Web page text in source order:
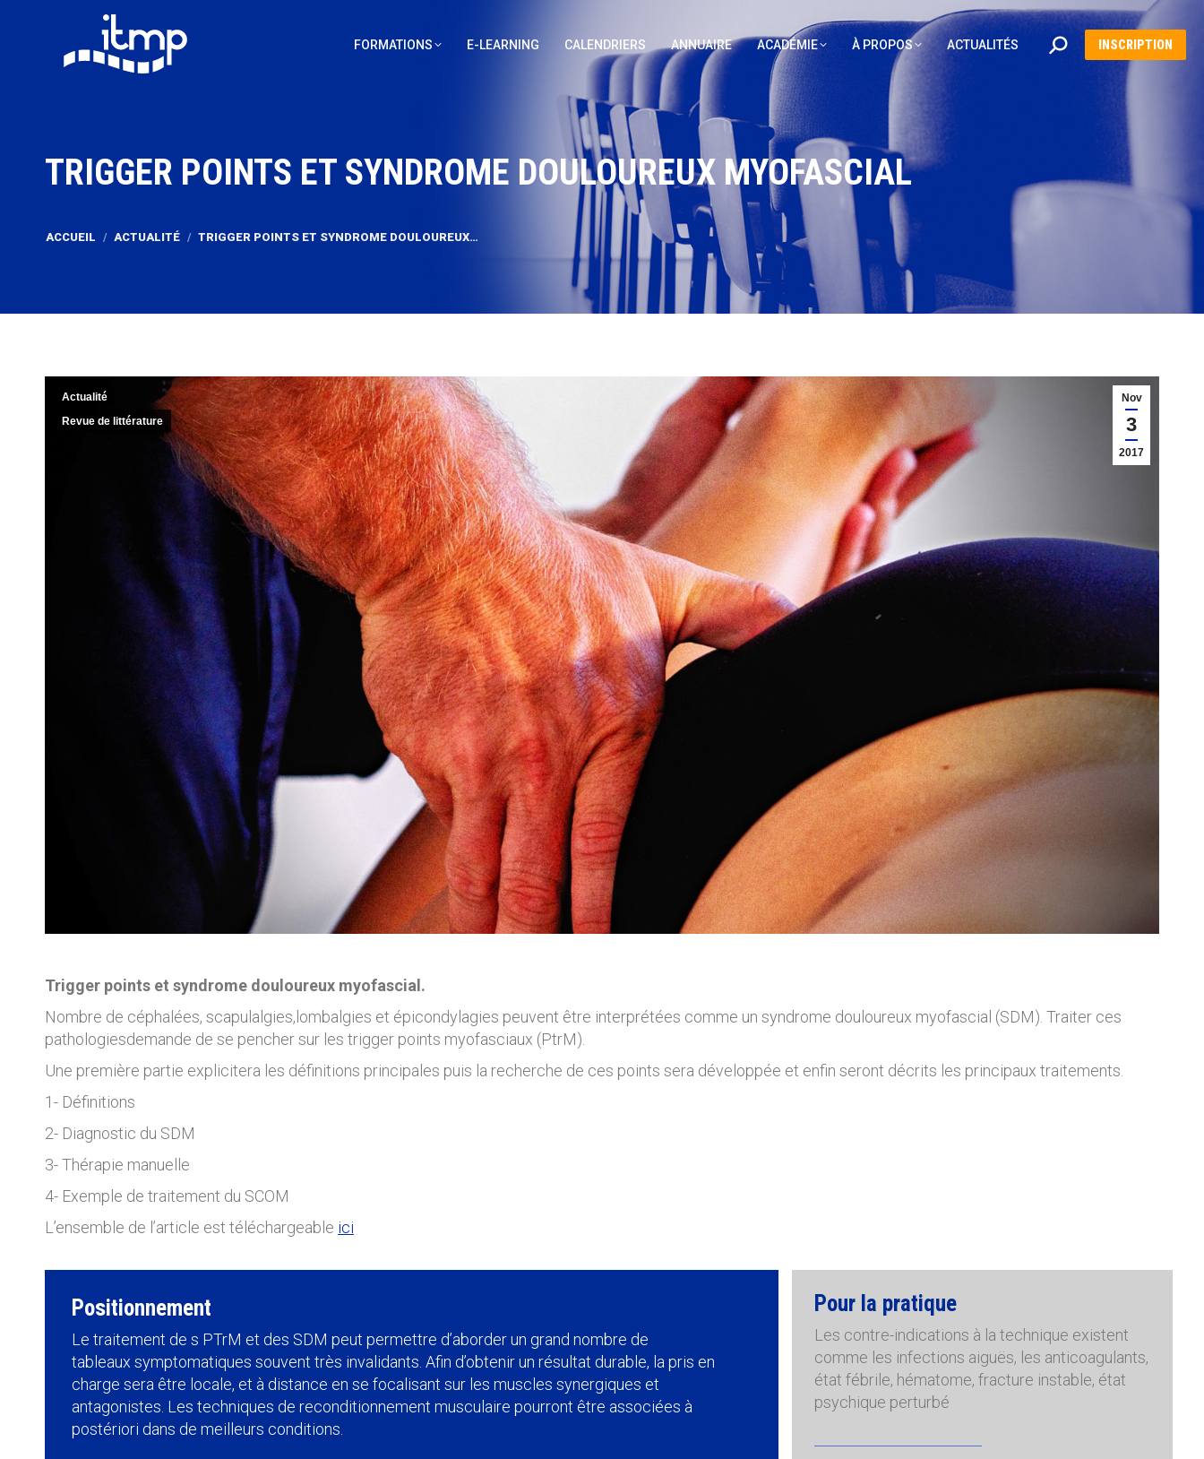
FORMATIONS E-LEARNING CALENDRIERS ANNUAIRE ACADÉMIE À PROPOS ACTUALITÉS
RechercheINSCRIPTION
TRIGGER POINTS ET SYNDROME DOULOUREUX MYOFASCIAL
ACCUEIL ACTUALITÉ TRIGGER POINTS ET SYNDROME DOULOUREUX…
Nov
3
2017
Actualité
Revue de littérature
Trigger points et syndrome douloureux myofascial.
Nombre de céphalées, scapulalgies,lombalgies et épicondylagies peuvent être interprétées comme un syndrome douloureux myofascial (SDM). Traiter ces
pathologiesdemande de se pencher sur les trigger points myofasciaux (PtrM).
Une première partie explicitera les définitions principales puis la recherche de ces points sera développée et enfin seront décrits les principaux traitements.
1- Définitions
2- Diagnostic du SDM
3- Thérapie manuelle
4- Exemple de traitement du SCOM
L’ensemble de l’article est téléchargeable ici
Positionnement
Le traitement de s PTrM et des SDM peut permettre d’aborder un grand nombre de
tableaux symptomatiques souvent très invalidants. Afin d’obtenir un résultat durable, la pris en
charge sera être locale, et à distance en se focalisant sur les muscles synergiques et
antagonistes. Les techniques de reconditionnement musculaire pourront être associées à
postériori dans de meilleurs conditions.
Pour la pratique
Les contre-indications à la technique existent
comme les infections aiguës, les anticoagulants,
état fébrile, hématome, fracture instable, état
psychique perturbé